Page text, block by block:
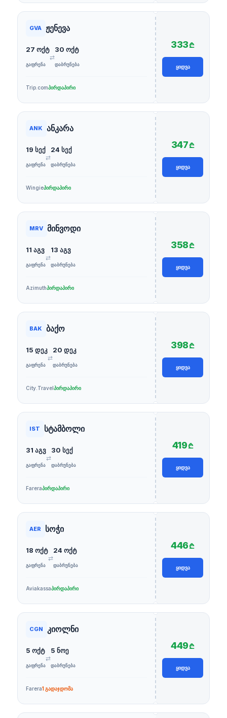
GVA ჟენევა
27 ოქტ
ᲒᲐᲤᲠᲔᲜᲐ
⇄
30 ოქტ
ᲓᲐᲑᲠᲣᲜᲔᲑᲐ
Trip.comპირდაპირი
333₾
ᲧᲘᲓᲕᲐ
ANK ანკარა
19 სექ
ᲒᲐᲤᲠᲔᲜᲐ
⇄
24 სექ
ᲓᲐᲑᲠᲣᲜᲔᲑᲐ
Wingieპირდაპირი
347₾
ᲧᲘᲓᲕᲐ
MRV მინვოდი
11 აგვ
ᲒᲐᲤᲠᲔᲜᲐ
⇄
13 აგვ
ᲓᲐᲑᲠᲣᲜᲔᲑᲐ
Azimuthპირდაპირი
358₾
ᲧᲘᲓᲕᲐ
BAK ბაქო
15 დეკ
ᲒᲐᲤᲠᲔᲜᲐ
⇄
20 დეკ
ᲓᲐᲑᲠᲣᲜᲔᲑᲐ
City.Travelპირდაპირი
398₾
ᲧᲘᲓᲕᲐ
IST სტამბოლი
31 აგვ
ᲒᲐᲤᲠᲔᲜᲐ
⇄
30 სექ
ᲓᲐᲑᲠᲣᲜᲔᲑᲐ
Fareraპირდაპირი
419₾
ᲧᲘᲓᲕᲐ
AER სოჭი
18 ოქტ
ᲒᲐᲤᲠᲔᲜᲐ
⇄
24 ოქტ
ᲓᲐᲑᲠᲣᲜᲔᲑᲐ
Aviakassaპირდაპირი
446₾
ᲧᲘᲓᲕᲐ
CGN კიოლნი
5 ოქტ
ᲒᲐᲤᲠᲔᲜᲐ
⇄
5 ნოე
ᲓᲐᲑᲠᲣᲜᲔᲑᲐ
Farera1 გადაჯდომა
449₾
ᲧᲘᲓᲕᲐ